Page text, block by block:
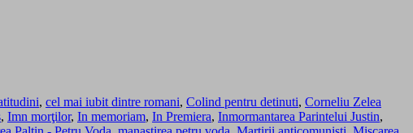
, cel mai iubit dintre romani, Colind pentru detinuti, Corneliu Zelea
, Imn morţilor, In memoriam, In Premiera, Inmormantarea Parintelui Justin,